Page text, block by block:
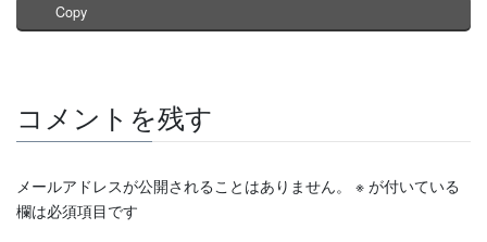
Copy
コメントを残す
メールアドレスが公開されることはありません。 ※ が付いている
欄は必須項目です